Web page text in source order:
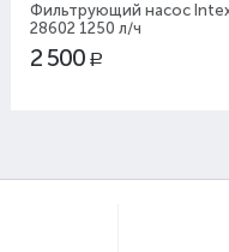
Фильтрующий насос
28602 1250 л/ч
2 500 Р